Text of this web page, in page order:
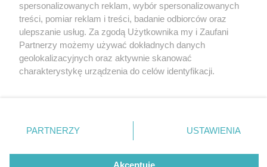
Śląski Ogród Zoologiczny kończy 65 lat i otwiera nowy
rozdział swojej historii. W piątek, 6 października 2023 r.,
podczas jubileuszowych obchodów, w chorzowskim
zoo otwarto nowy pawilon lasu deszczowego Ameryki
Nie zapomnij
zapoznać się z:
polityką prywatności regulamin korzystania z portali
Twojemiasto
Piekary Śląskie
Chorzów
Tarnowskie Góry
Gliwice
Skontakuj sięz nami
Kontakt
Wydawca
Redakcja
spersonalizowanych reklam, wybór spersonalizowanych
treści, pomiar reklam i treści, badanie odbiorców oraz
ulepszanie usług. Za zgodą Użytkownika my i Zaufani
Partnerzy możemy używać dokładnych danych
geolokalizacyjnych oraz aktywnie skanować
charakterystykę urządzenia do celów identyfikacji.
zmienić/wycofać klikając przycisk ustawień prywatności
znajdujący się w lewym dolnym rogu strony
rodzaje przetwarzania danych nie wymagają zgody
użytkownika, ale masz prawo sprzeciwić się takiemu
PARTNERZY USTAWIENIA
Akceptuję